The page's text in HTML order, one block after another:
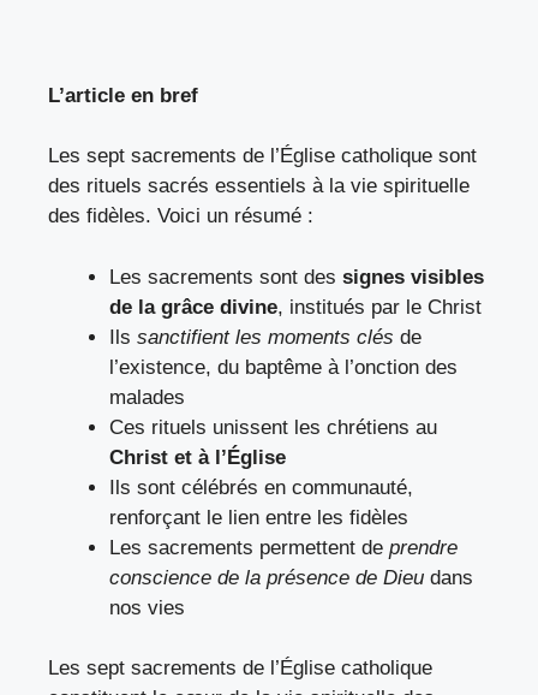
L’article en bref
Les sept sacrements de l’Église catholique sont
des rituels sacrés essentiels à la vie spirituelle
des fidèles. Voici un résumé :
Les sacrements sont des signes visibles
de la grâce divine, institués par le Christ
Ils sanctifient les moments clés de
l’existence, du baptême à l’onction des
malades
Ces rituels unissent les chrétiens au
Christ et à l’Église
Ils sont célébrés en communauté,
renforçant le lien entre les fidèles
Les sacrements permettent de prendre
conscience de la présence de Dieu dans
nos vies
Les sept sacrements de l’Église catholique